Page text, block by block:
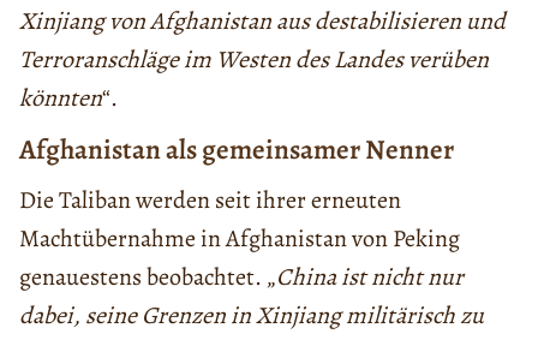
Xinjiang von Afghanistan aus destabilisieren und
Terroranschläge im Westen des Landes verüben
könnten“.
Afghanistan als gemeinsamer Nenner
Die Taliban werden seit ihrer erneuten
Machtübernahme in Afghanistan von Peking
genauestens beobachtet. „China ist nicht nur
dabei, seine Grenzen in Xinjiang militärisch zu